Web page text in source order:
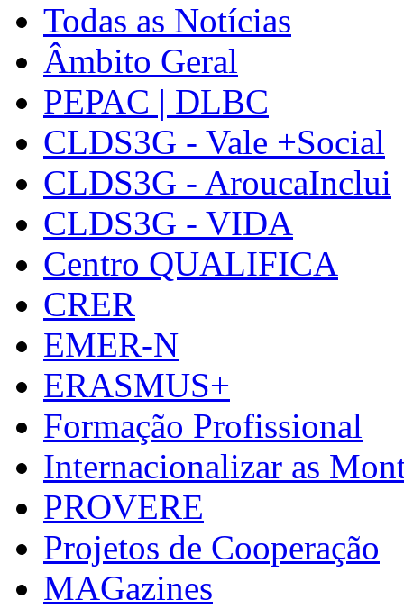
Todas as Notícias
Âmbito Geral
PEPAC | DLBC
CLDS3G - Vale +Social
CLDS3G - AroucaInclui
CLDS3G - VIDA
Centro QUALIFICA
CRER
EMER-N
ERASMUS+
Formação Profissional
Internacionalizar as
PROVERE
Projetos de Cooperação
MAGazines